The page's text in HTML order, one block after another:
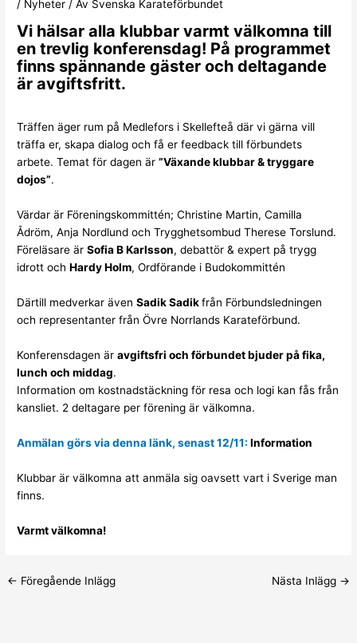
/ Nyheter / Av Svenska Karateförbundet
Vi hälsar alla klubbar varmt välkomna till
en trevlig konferensdag! På programmet
finns spännande gäster och deltagande
är avgiftsfritt.
Träffen äger rum på Medlefors i Skellefteå där vi gärna vill
träffa er, skapa dialog och få er feedback till förbundets
arbete. Temat för dagen är”Växande klubbar & tryggare
dojos”.
Värdar är Föreningskommittén; Christine Martin, Camilla
Ådröm, Anja Nordlund och Trygghetsombud Therese Torslund.
Föreläsare ärSofia B Karlsson, debattör & expert på trygg
idrott ochHardy Holm, Ordförande i Budokommittén
Därtill medverkar ävenSadik Sadikfrån Förbundsledningen
och representanter från Övre Norrlands Karateförbund.
Konferensdagen äravgiftsfri och förbundet bjuder på fika,
lunch och middag.
Information om kostnadstäckning för resa och logi kan fås från
kansliet. 2 deltagare per förening är välkomna.
Anmälan görs via denna länk, senast 12/11:Information
Klubbar är välkomna att anmäla sig oavsett vart i Sverige man
finns.
Varmt välkomna!
← Föregående Inlägg Nästa Inlägg →